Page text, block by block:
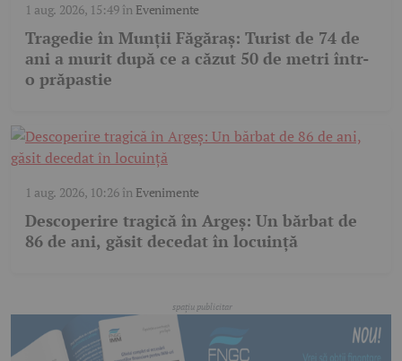
1 aug. 2026, 15:49în Evenimente
Tragedie în Munții Făgăraș: Turist de 74 de
ani a murit după ce a căzut 50 de metri într-
o prăpastie
1 aug. 2026, 10:26în Evenimente
Descoperire tragică în Argeș: Un bărbat de
86 de ani, găsit decedat în locuință